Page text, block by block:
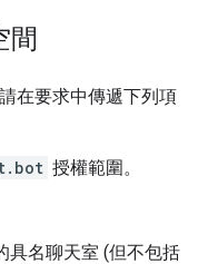
間
在要求中傳遞下列項
授權範圍。
具名聊天室 (但不包括